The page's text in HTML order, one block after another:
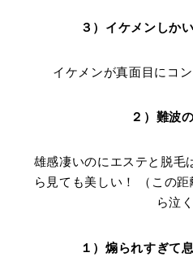
３）イケメンしか
イケメンが真面目にコ
２）難波
雄感凄いのにエステと脱毛
ら見ても美しい！ （この
ら泣く
１）煽られすぎて